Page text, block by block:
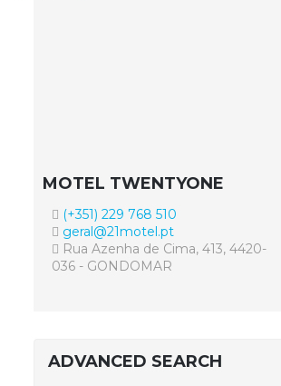
MOTEL TWENTYONE
(+351) 229 768 510
geral@21motel.pt
Rua Azenha de Cima, 413, 4420-
036 - GONDOMAR
ADVANCED SEARCH